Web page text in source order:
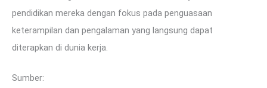
pendidikan mereka dengan fokus pada penguasaan
keterampilan dan pengalaman yang langsung dapat
diterapkan di dunia kerja.
Sumber: